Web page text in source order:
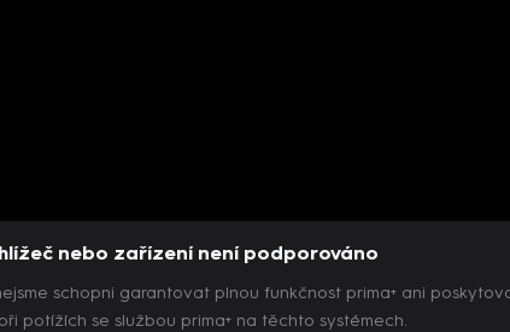
nebo zařízení není podporováno
schopni garantovat plnou funkčnost prima+ ani
potížích se službou prima+ na těchto systémech.